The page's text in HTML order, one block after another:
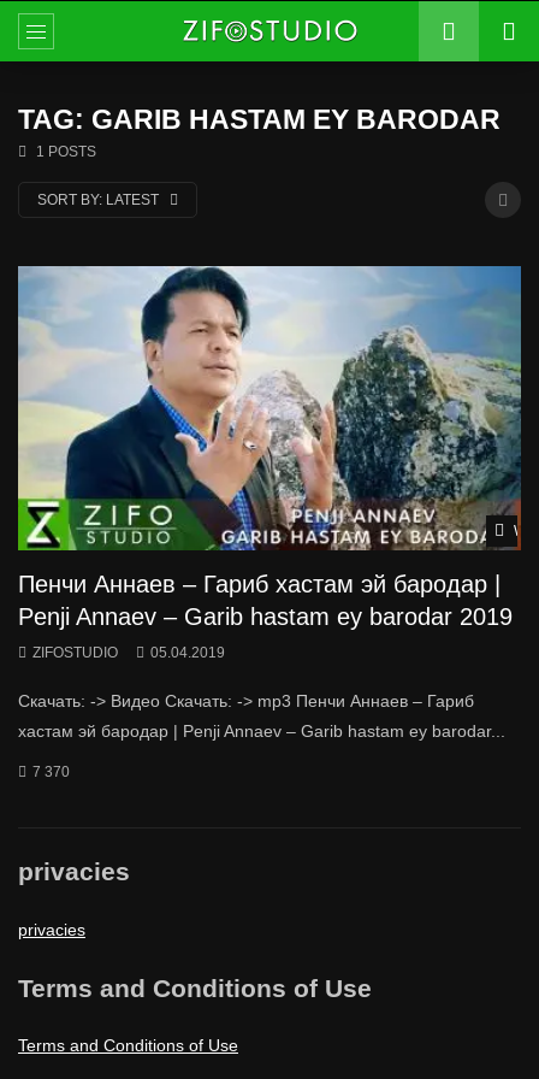
TAG: GARIB HASTAM EY BARODAR
1 POSTS
SORT BY: LATEST
Пенчи Аннаев – Гариб хастам эй бародар |
Penji Annaev – Garib hastam ey barodar 2019
ZIFOSTUDIO 05.04.2019
Скачать: -> Видео Скачать: -> mp3 Пенчи Аннаев – Гариб
хастам эй бародар | Penji Annaev – Garib hastam ey barodar...
7 370
privacies
privacies
Terms and Conditions of Use
Terms and Conditions of Use